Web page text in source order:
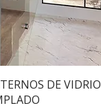
rápida
DE VIDRIO